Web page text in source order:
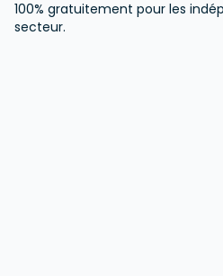
100% gratuitement pour les
secteur.